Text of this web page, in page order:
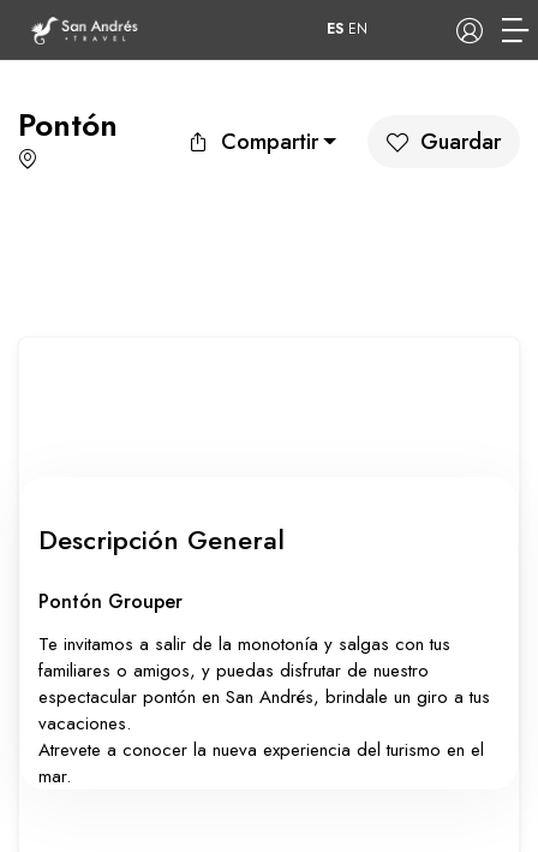
Carros
Guía de turismo
ES EN
Pontón Compartir Guardar
Descripción General
Pontón Grouper
Te invitamos a salir de la monotonía y salgas con tus
familiares o amigos, y puedas disfrutar de nuestro
espectacular pontón en San Andrés, brindale un giro a tus
vacaciones.
Atrevete a conocer la nueva experiencia del turismo en el
mar.